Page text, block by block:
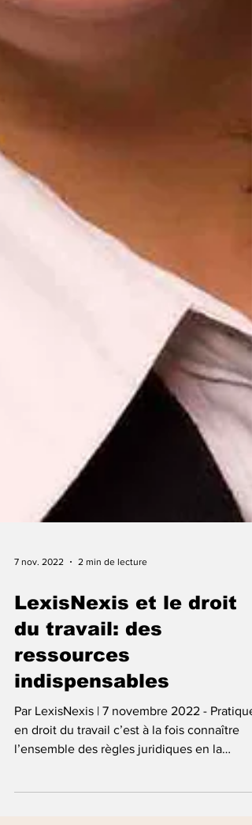
7 nov. 2022 2 min de lecture
LexisNexis et le droit
du travail: des
ressources
indispensables
Par LexisNexis | 7 novembre 2022 -
l’ensemble des règles juridiques en la